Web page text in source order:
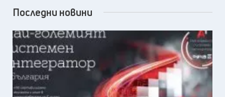
Последни новини